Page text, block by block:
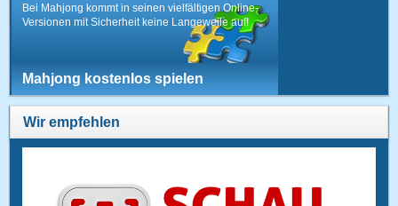
Bei Mahjong kommt in seinen vielfältigen Online-
Versionen mit Sicherheit keine Langeweile auf!
Mahjong kostenlos spielen
Wir empfehlen